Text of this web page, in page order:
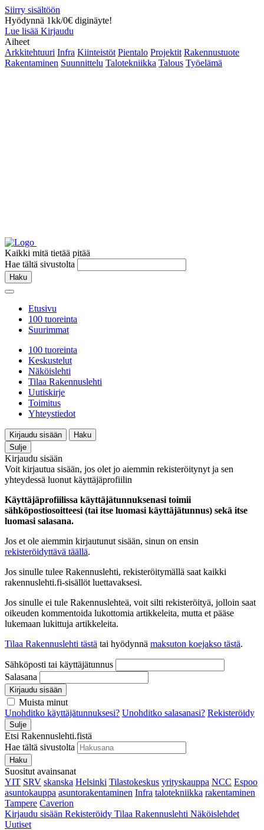
Siirry sisältöön
Hyödynnä 1kk/0€ diginäyte!
Lue lisää Kirjaudu
Aiheet
Arkkitehtuuri Infra Kiinteistöt Pientalo Projektit Rakennustuote
Rakentaminen Suunnittelu Talotekniikka Talous Työelämä
Kaikki mitä tietää pitää
Hae tältä sivustolta
Haku
Etusivu
100 tuoreinta
Suurimmat
100 tuoreinta
Keskustelut
Näköislehti
Tilaa Rakennuslehti
Uutiskirje
Toimitus
Yhteystiedot
Kirjaudu sisään
Haku
Sulje
Kirjaudu sisään
Voit kirjautua sisään, jos olet jo aiemmin rekisteröitynyt ja sen
yhteydessä luonut käyttäjäprofiilin
Käyttäjäprofiilissa käyttäjätunnuksenasi toimii
sähköpostiosoitteesi (tai itse luomasi käyttäjätunnus) sekä itse
luomasi salasana.
Jos et ole aiemmin kirjautunut sisään, sinun on ensin
rekisteröidyttävä täällä.
Jos sinulle tulee Rakennuslehti, rekisteröitymällä saat kaikki
rakennuslehti.fi-sisällöt luettavaksesi.
Jos sinulle ei tule Rakennuslehteä, voit silti rekisteröityä, jolloin saat
oikeuden kommentoida lukottomia artikkeleita, mutta et pääse
lukemaan lukittuja artikkeleita.
Tilaa Rakennuslehti tästä tai hyödynnä maksuton koejakso tästä.
Sähköposti tai käyttäjätunnus
Salasana
Kirjaudu sisään
Muista minut
Unohditko käyttäjätunnuksesi? Unohditko salasanasi? Rekisteröidy
Sulje
Etsi Rakennuslehti.fistä
Hae tältä sivustolta
Haku
Suositut avainsanat
YIT SRV skanska Helsinki Tilastokeskus yrityskauppa NCC Espoo
asuntokauppa asuntorakentaminen Infra talotekniikka rakentaminen
Tampere Caverion
Kirjaudu sisään Rekisteröidy Tilaa Rakennuslehti Näköislehdet
Uutiset